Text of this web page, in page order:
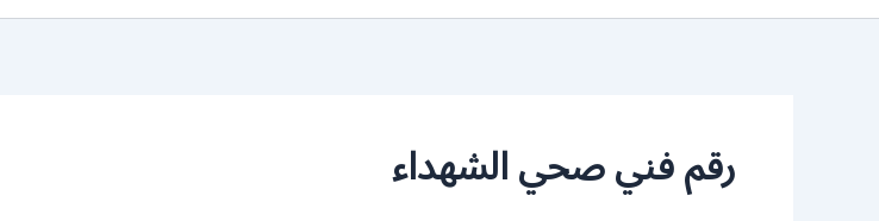
رقم فني صحي الشهداء